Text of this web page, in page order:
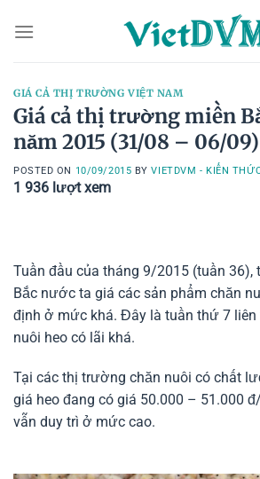
GIÁ CẢ THỊ TRƯỜNG VIỆT NAM
Giá cả thị trường miền
năm 2015 (31/08 – 06/09)
POSTED ON 10/09/2015 BYVIETDVM - KIẾN
1 936 lượt xem
Tuần đầu của tháng 9/2015 (tuần
Bắc nước ta giá các sản phẩm chăn
định ở mức khá. Đây là tuần thứ 7
nuôi heo có lãi khá.
Tại các thị trường chăn nuôi có chất
giá heo đang có giá 50.000 – 51.000
vẫn duy trì ở mức cao.